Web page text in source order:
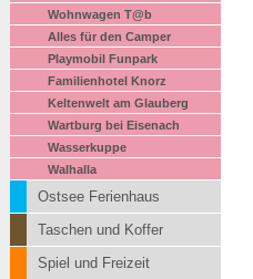
Wohnwagen T@b
Alles für den Camper
Playmobil Funpark
Familienhotel Knorz
Keltenwelt am Glauberg
Wartburg bei Eisenach
Wasserkuppe
Walhalla
Ostsee Ferienhaus
Taschen und Koffer
Spiel und Freizeit